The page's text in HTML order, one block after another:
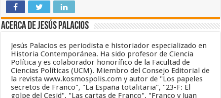
Acerca de Jesús Palacios
Jesús Palacios es periodista e historiador especializado en
Historia Contemporánea. Ha sido profesor de Ciencia
Política y es colaborador honorífico de la Facultad de
Ciencias Políticas (UCM). Miembro del Consejo Editorial de
la revista www.kosmospolis.com y autor de "Los papeles
secretos de Franco", "La España totalitaria", "23-F: El
golpe del Cesid", "Las cartas de Franco", "Franco y Juan